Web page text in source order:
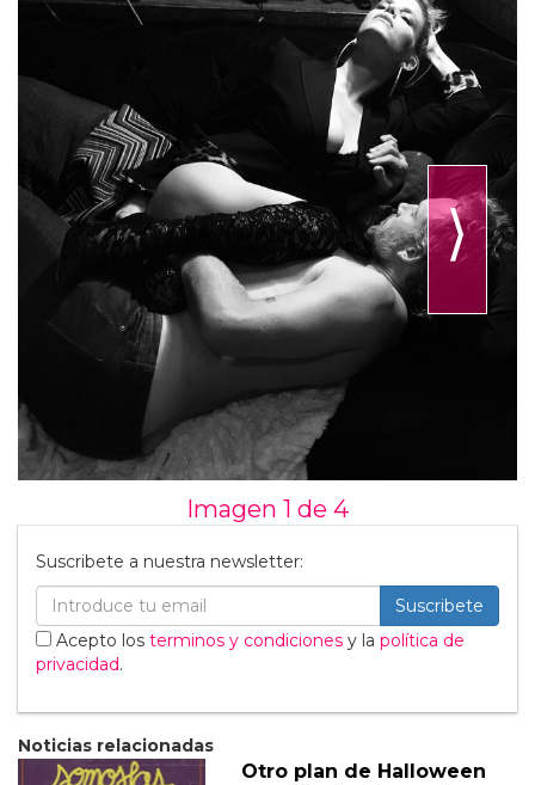
⟩
Imagen 1 de 4
Suscribete a nuestra newsletter:
Suscribete
Acepto los terminos y condiciones y la política de
privacidad.
Noticias relacionadas
Otro plan de Halloween